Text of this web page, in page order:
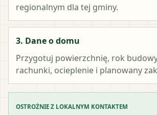
regionalnym dla tej gminy.
3. Dane o domu
Przygotuj powierzchnię, rok
rachunki, ocieplenie i planowany
OSTROŻNIE Z LOKALNYM KONTAKTEM